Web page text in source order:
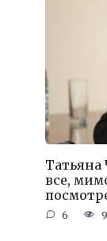
Татьяна
все,
6